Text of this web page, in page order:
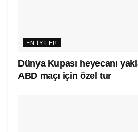
EN IYILER
Dünya Kupası heyecanı
ABD maçı için özel tur